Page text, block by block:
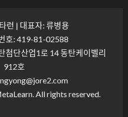
런 | 대표자: 류병용
호: 419-81-02588
첨단산업1로 14 동탄케이벨리
912호
All rights reserved.